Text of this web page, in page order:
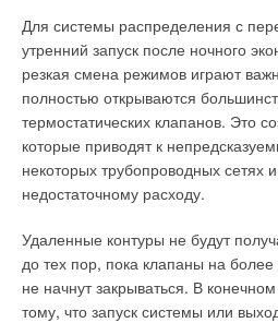
Для системы распределения с
утренний запуск после ночного
резкая смена режимов играют
полностью открываются
термостатических клапанов. Это
которые приводят к
некоторых трубопроводных сетях
недостаточному расходу.
Удаленные контуры не будут
до тех пор, пока клапаны на более
не начнут закрываться. В
тому, что запуск системы или
оптимальна по теплотехническим
примеру, Spirovent — это «доктор»
этапе проектирования и монтажа
так вы получите
Да и управлять
нежели, к примеру системой с
которые инерционны, требуют
которые предлагает наша
вентилем для преднастройки
прибора).